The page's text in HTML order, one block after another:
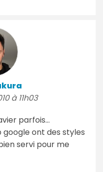
à 11h03
parfois...
ont des styles
servi pour me